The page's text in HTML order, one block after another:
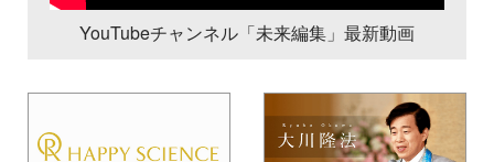
YouTubeチャンネル「未来編集」最新動画